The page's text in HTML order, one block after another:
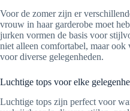
Voor de zomer zijn er
vrouw in haar garderobe moet
jurken vormen de basis voor
niet alleen comfortabel, maar
voor diverse gelegenheden.
Luchtige tops voor elke
Luchtige tops zijn perfect voor